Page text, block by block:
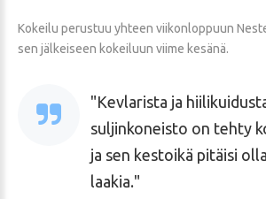
Kokeilu perustuu yhteen viikonloppuun
sen jälkeiseen kokeiluun viime kesänä.
Kevlarista ja
suljinkoneisto on tehty
ja sen kestoikä pitäisi
laakia.